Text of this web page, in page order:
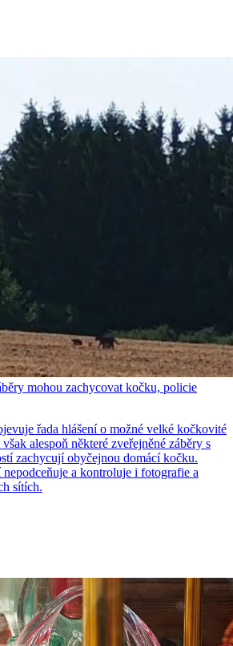
mohou zachycovat kočku, policie
řada hlášení o možné velké kočkovité
alespoň některé zveřejněné záběry s
zachycují obyčejnou domácí kočku.
a kontroluje i fotografie a
sítích.